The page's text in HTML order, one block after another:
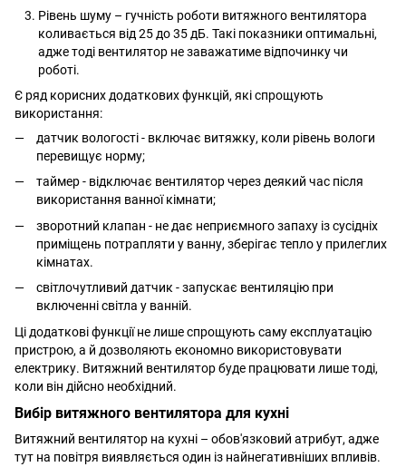
Рівень шуму – гучність роботи витяжного вентилятора
коливається від 25 до 35 дБ. Такі показники оптимальні,
адже тоді вентилятор не заважатиме відпочинку чи
роботі.
Є ряд корисних додаткових функцій, які спрощують
використання:
датчик вологості - включає витяжку, коли рівень вологи
перевищує норму;
таймер - відключає вентилятор через деякий час після
використання ванної кімнати;
зворотний клапан - не дає неприємного запаху із сусідніх
приміщень потрапляти у ванну, зберігає тепло у прилеглих
кімнатах.
світлочутливий датчик - запускає вентиляцію при
включенні світла у ванній.
Ці додаткові функції не лише спрощують саму експлуатацію
пристрою, а й дозволяють економно використовувати
електрику. Витяжний вентилятор буде працювати лише тоді,
коли він дійсно необхідний.
Вибір витяжного вентилятора для кухні
Витяжний вентилятор на кухні – обов'язковий атрибут, адже
тут на повітря виявляється один із найнегативніших впливів.